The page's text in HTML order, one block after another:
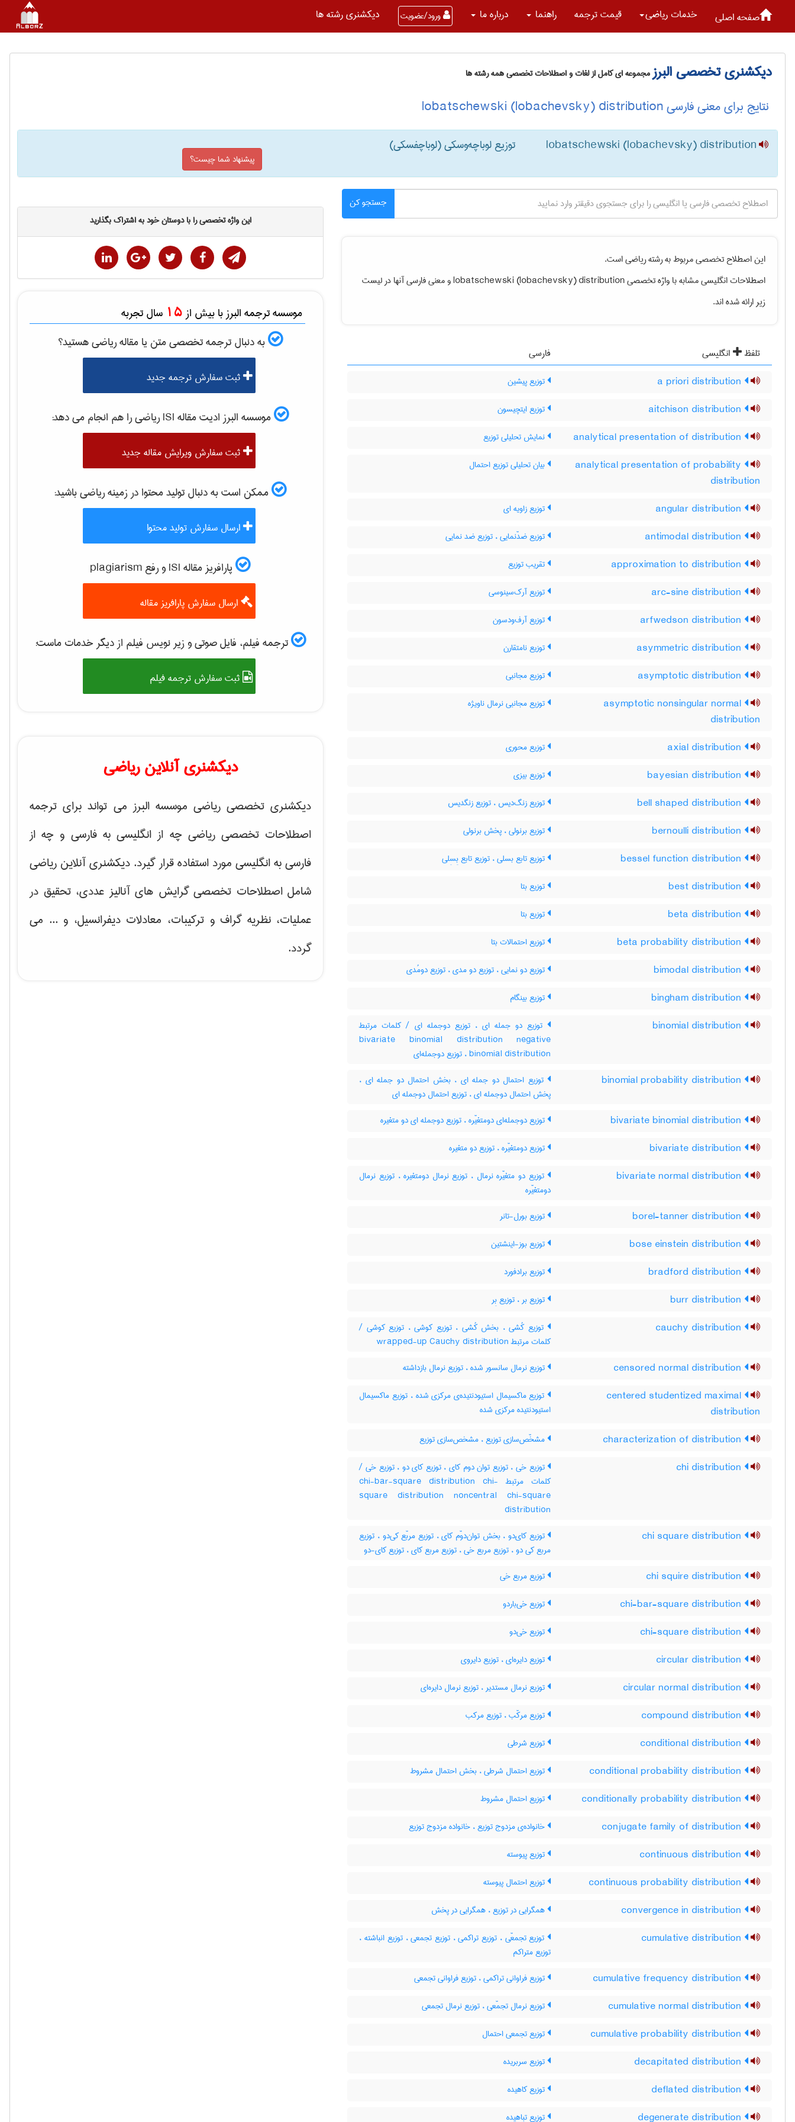
صفحه اصلی خدمات رياضی قیمت ترجمه راهنما درباره ما ورود/عضویت دیکشنری رشته ها
دیکشنری تخصصی البرزمجموعه ای کامل از لغات و اصطلاحات تخصصی همه رشته ها
نتایج برای معنی فارسی lobatschewski (lobachevsky) distribution
lobatschewski (lobachevsky) distribution توزیع لوباچه‌وسکی (لوباچفسکی)
پیشنهاد شما چیست؟
جستجو کن
این اصطلاح تخصصی مربوط به رشتهرياضیاست.
اصطلاحات انگلیسی مشابه با واژه تخصصیlobatschewski (lobachevsky) distributionو معنی فارسی آنها در لیست
زیر ارائه شده اند.
تلفظ انگلیسی
فارسی
توزیع پیشین
توزیع ایتچیسون
نمایش تحلیلی توزیع
analytical presentation of probability
distribution
بیان تحلیلی توزیع احتمال
توزیع زاویه ای
توزیع ضدّنمایی ، توزیع ضد نمایی
تقریب توزیع
توزیع آرک‌سینوسی
توزیع آرف‌ودسون
توزیع نامتقارن
توزیع مجانبی
asymptotic nonsingular normal
distribution
توزیع مجانبی نرمال ناویژه
توزیع محوری
توزیع بیزی
توزیع زنگ‌دیس ، توزیع زنگدیس
توزیع برنولی ، پخش برنولی
توزیع تابع بسلی ، توزیع تابع بِسِلی
توزیع بتا
توزیع بتا
توزیع احتمالات بتا
توزیع دو نمایی ، توزیع دو مدی ، توزیع دومُدی
توزیع بینگام
توزیع دو جمله ای ، توزیع دوجمله ای / کلمات مرتبط
bivariate binomial distribution negative
binomial distribution ، توزیع دوجمله‌ای
توزیع احتمال دو جمله ای ، بخش احتمال دو جمله ای ،
پخش احتمال دوجمله ای ، توزیع احتمال دوجمله ای
توزیع دوجمله‌ای دومتغیّره ، توزیع دوجمله ای دو متغیره
توزیع دومتغیّره ، توزیع دو متغیره
توزیع دو متغیّره نرمال ، توزیع نرمال دومتغیره ، توزیع نرمال
دومتغیّره
توزیع بورل-تانر
توزیع بوز-اینشتین
توزیع برادفورد
توزیع بر ، توزیع بِر
توزیع کُشی ، بخش کُشی ، توزیع کوشی ، توزیع کوشی /
کلمات مرتبط wrapped-up Cauchy distribution
توزیع نرمال سانسور شده ، توزیع نرمال بازداشته
centered studentized maximal
distribution
توزیع ماکسیمال استیودنتیده‌ی مرکزی شده ، توزیع ماکسیمال
استیودنتیده مرکزی شده
مشخّص‌سازی توزیع ، مشخص‌سازی توزیع
توزیع خی ، توزیع توان دوم کای ، توزیع کای دو ، توزیع خی /
کلمات مرتبط chi-bar-square distribution chi-
square distribution noncentral chi-square
distribution
توزیع کای‌دو ، بخش توان‌دوّم کای ، توزیع مربّع کی‌دو ، توزیع
مربع کی دو ، توزیع مربع خی ، توزیع مربع کای ، توزیع کای-دو
توزیع مربع خی
توزیع خی‌باردو
توزیع خی‌دو
توزیع دایره‌ای ، توزیع دایروی
توزیع نرمال مستدیر ، توزیع نرمال دایره‌ای
توزیع مرکّب ، توزیع مرکب
توزیع شرطی
توزیع احتمال شرطی ، بخش احتمال مشروط
توزیع احتمال مشروط
خانواده‌ی مزدوج توزیع ، خانواده مزدوج توزیع
توزیع پیوسته
توزیع احتمال پیوسته
همگرایی در توزیع ، همگرایی در پخش
توزیع تجمعّی ، توزیع تراکمی ، توزیع تجمعی ، توزیع انباشته ،
توزیع متراکم
توزیع فراوانی تراکمی ، توزیع فراوانی تجمعی
توزیع نرمال تجمّعی ، توزیع نرمال تجمعی
توزیع تجمعی احتمال
توزیع سربریده
توزیع کاهیده
توزیع تباهیده
این واژه تخصصی را با دوستان خود به اشتراک بگذارید
موسسه ترجمه البرز با بیش از 15 سال تجربه
به دنبال ترجمه تخصصی متن یا مقالهرياضیهستید؟
ثبت سفارش ترجمه جدید
موسسه البرز ادیت مقاله ISI رياضیرا هم انجام می دهد:
ثبت سفارش ویرایش مقاله جدید
ممکن است به دنبال تولید محتوا در زمینهرياضیباشید:
ارسال سفارش تولید محتوا
پارافریز مقاله ISI و رفع plagiarism
ارسال سفارش پارافریز مقاله
ترجمه فیلم، فایل صوتی و زیر نویس فیلم از دیگر خدمات ماست:
ثبت سفارش ترجمه فیلم
دیکشنری آنلاین ریاضی
دیکشنری تخصصی ریاضی موسسه البرز می تواند برای ترجمه
اصطلاحات تخصصی ریاضی چه از انگلیسی به فارسی و چه از
فارسی به انگلیسی مورد استفاده قرار گیرد. دیکشنری آنلاین ریاضی
شامل اصطلاحات تخصصی گرایش هایآنالیز عددی، تحقیق در
عملیات، نظریه گراف و تركیبات، معادلات دیفرانسیل، و ... می
گردد.